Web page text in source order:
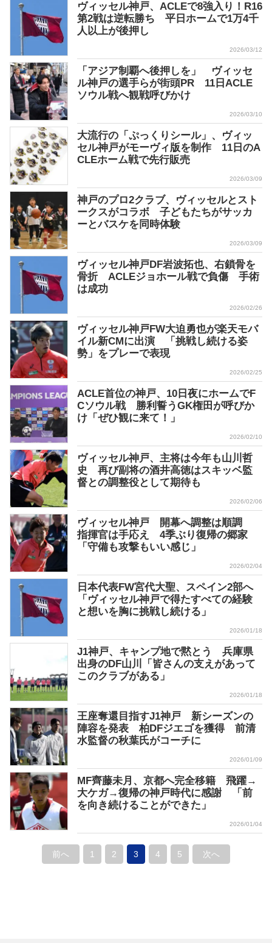
ヴィッセル神戸、ACLEで8強入り！R16
第2戦は逆転勝ち 平日ホームで1万4千
人以上が後押し
2026/03/12
「アジア制覇へ後押しを」 ヴィッセ
ル神戸の選手らが街頭PR 11日ACLE
ソウル戦へ観戦呼びかけ
2026/03/10
大流行の「ぷっくりシール」、ヴィッ
セル神戸がモーヴィ版を制作 11日のA
CLEホーム戦で先行販売
2026/03/09
神戸のプロ2クラブ、ヴィッセルとスト
ークスがコラボ 子どもたちがサッカ
ーとバスケを同時体験
2026/03/09
ヴィッセル神戸DF岩波拓也、右鎖骨を
骨折 ACLEジョホール戦で負傷 手術
は成功
2026/02/26
ヴィッセル神戸FW大迫勇也が楽天モバ
イル新CMに出演 「挑戦し続ける姿
勢」をプレーで表現
2026/02/25
ACLE首位の神戸、10日夜にホームでF
Cソウル戦 勝利誓うGK権田が呼びか
け「ぜひ観に来て！」
2026/02/10
ヴィッセル神戸、主将は今年も山川哲
史 再び副将の酒井高徳はスキッベ監
督との調整役として期待も
2026/02/06
ヴィッセル神戸 開幕へ調整は順調
指揮官は手応え 4季ぶり復帰の郷家
「守備も攻撃もいい感じ」
2026/02/04
日本代表FW宮代大聖、スペイン2部へ
「ヴィッセル神戸で得たすべての経験
と想いを胸に挑戦し続ける」
2026/01/18
J1神戸、キャンプ地で黙とう 兵庫県
出身のDF山川「皆さんの支えがあって
このクラブがある」
2026/01/18
王座奪還目指すJ1神戸 新シーズンの
陣容を発表 柏DFジエゴを獲得 前清
水監督の秋葉氏がコーチに
2026/01/09
MF齊藤未月、京都へ完全移籍 飛躍→
大ケガ→復帰の神戸時代に感謝 「前
を向き続けることができた」
2026/01/04
前へ 1 2 3 4 5 次へ